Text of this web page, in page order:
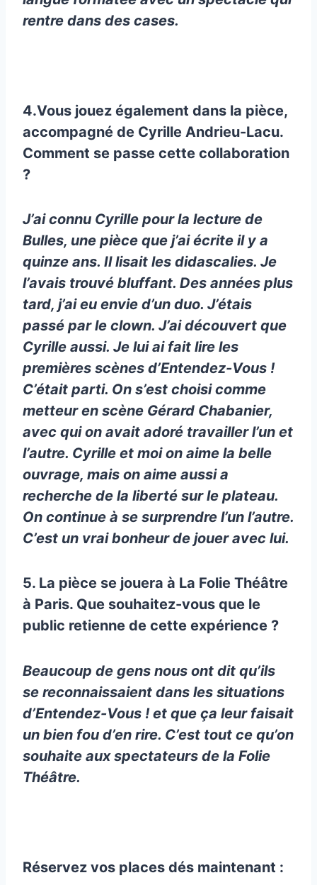
rentre dans des cases.
4.Vous jouez également dans la pièce,
accompagné de Cyrille Andrieu-Lacu.
Comment se passe cette collaboration
?
J’ai connu Cyrille pour la lecture de
Bulles, une pièce que j’ai écrite il y a
quinze ans. Il lisait les didascalies. Je
l’avais trouvé bluffant. Des années plus
tard, j’ai eu envie d’un duo. J’étais
passé par le clown. J’ai découvert que
Cyrille aussi. Je lui ai fait lire les
premières scènes d’Entendez-Vous !
C’était parti. On s’est choisi comme
metteur en scène Gérard Chabanier,
avec qui on avait adoré travailler l’un et
l’autre. Cyrille et moi on aime la belle
ouvrage, mais on aime aussi a
recherche de la liberté sur le plateau.
On continue à se surprendre l’un l’autre.
C’est un vrai bonheur de jouer avec lui.
5. La pièce se jouera à La Folie Théâtre
à Paris. Que souhaitez-vous que le
public retienne de cette expérience ?
Beaucoup de gens nous ont dit qu’ils
se reconnaissaient dans les situations
d’Entendez-Vous ! et que ça leur faisait
un bien fou d’en rire. C’est tout ce qu’on
souhaite aux spectateurs de la Folie
Théâtre.
Réservez vos places dés maintenant :